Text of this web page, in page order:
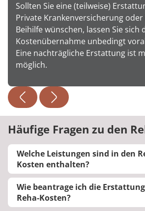
Sollten Sie eine (teilweise)
Private Krankenversicherung
Beihilfe wünschen, lassen Sie sich
Kostenübernahme unbedingt
Eine nachträgliche Erstattung ist
möglich.
Häufige Fragen zu den
Welche Leistungen sind in den
Kosten enthalten?
Wenn Ihre Reha bewilligt wurde,
Kostenträger in der Regel
medizinische Behandlung,
Wie beantrage ich die
Reha-Kosten?